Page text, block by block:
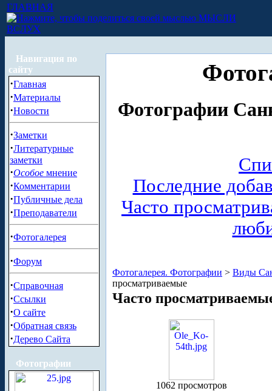
ГЛАВНАЯ
МЫСЛИ
ВСЛУХ
Навигация по
сайту
·Главная
·Материалы
·Новости
·Заметки
·Литературные
заметки
·Особое мнение
·Комментарии
·Публичные дела
·Преподаватели
·Фотогалерея
·Форум
·Справочная
·Ссылки
·О сайте
·Обратная связь
·Дерево Сайта
Фотографии
Фотографии
Последние
Часто
Фотогалерея. Фотографии > Виды
просматриваемые
Часто
1062 просмотров